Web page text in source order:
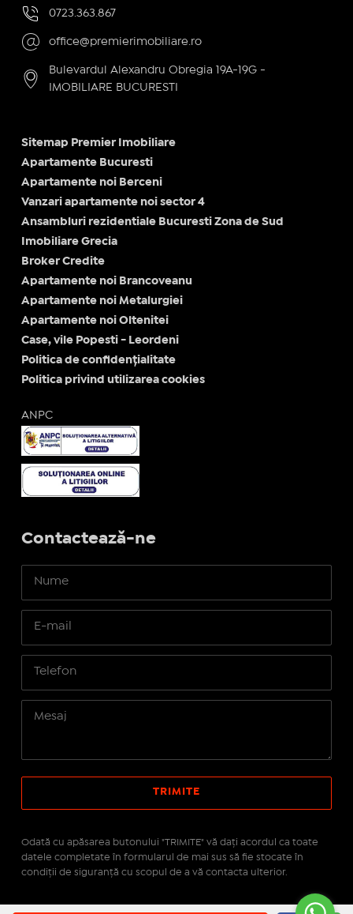
0723.363.867
office@premierimobiliare.ro
Bulevardul Alexandru Obregia 19A-19G -
IMOBILIARE BUCURESTI
Sitemap Premier Imobiliare
Apartamente Bucuresti
Apartamente noi Berceni
Vanzari apartamente noi sector 4
Ansambluri rezidentiale Bucuresti Zona de Sud
Imobiliare Grecia
Broker Credite
Apartamente noi Brancoveanu
Apartamente noi Metalurgiei
Apartamente noi Oltenitei
Case, vile Popesti - Leordeni
Politica de confidențialitate
Politica privind utilizarea cookies
ANPC
Contactează-ne
Odată cu apăsarea butonului "TRIMITE" vă daţi acordul ca toate
datele completate în formularul de mai sus să fie stocate în
condiţii de siguranţă cu scopul de a vă contacta ulterior.